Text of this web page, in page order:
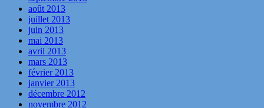
août 2013
juillet 2013
juin 2013
mai 2013
avril 2013
mars 2013
février 2013
janvier 2013
décembre 2012
novembre 2012